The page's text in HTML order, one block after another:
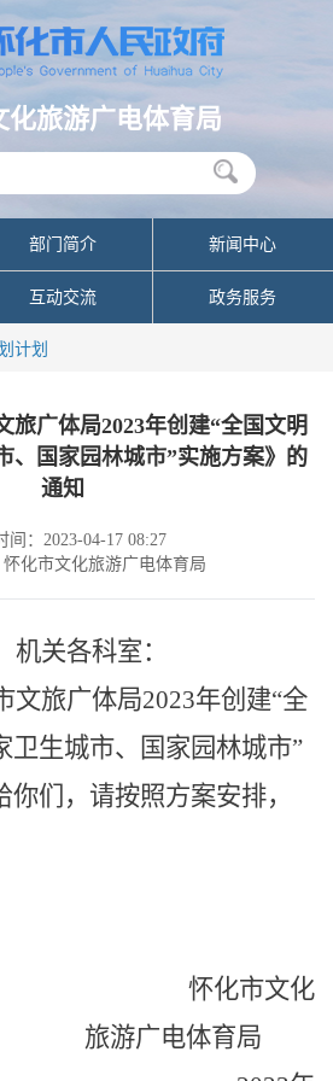
化旅游广电体育局
部门简介 新闻中心
互动交流 政务服务
计划
旅广体局2023年创建“全国文明
、国家园林城市”实施方案》的
通知
间：2023-04-17 08:27
化市文化旅游广电体育局
关各科室：
文旅广体局2023年创建“全
卫生城市、国家园林城市”
们，请按照方案安排，
怀化市文化
旅游广电体育局